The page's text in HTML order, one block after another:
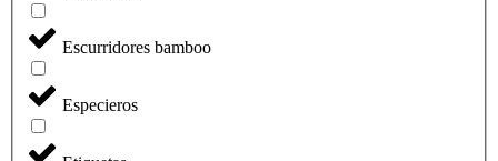
Escurridores bamboo
Especieros